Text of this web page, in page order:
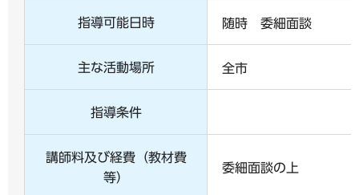
指導可能日時 随時 委細面談
主な活動場所 全市
指導条件
講師料及び経費（教材費
等）
委細面談の上